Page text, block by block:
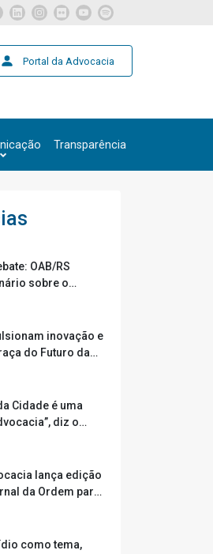
Portal da Advocacia
Transparência
OAB/RS
sobre o
dia da
inovação e
do Futuro da
Cidade é uma
diz o
RS, Leonardo
lança edição
da Ordem para
dos
como tema,